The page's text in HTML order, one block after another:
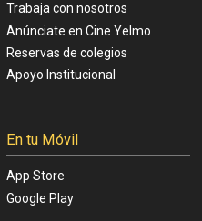
Trabaja con nosotros
Anúnciate en Cine Yelmo
Reservas de colegios
Apoyo Institucional
En tu Móvil
App Store
Google Play